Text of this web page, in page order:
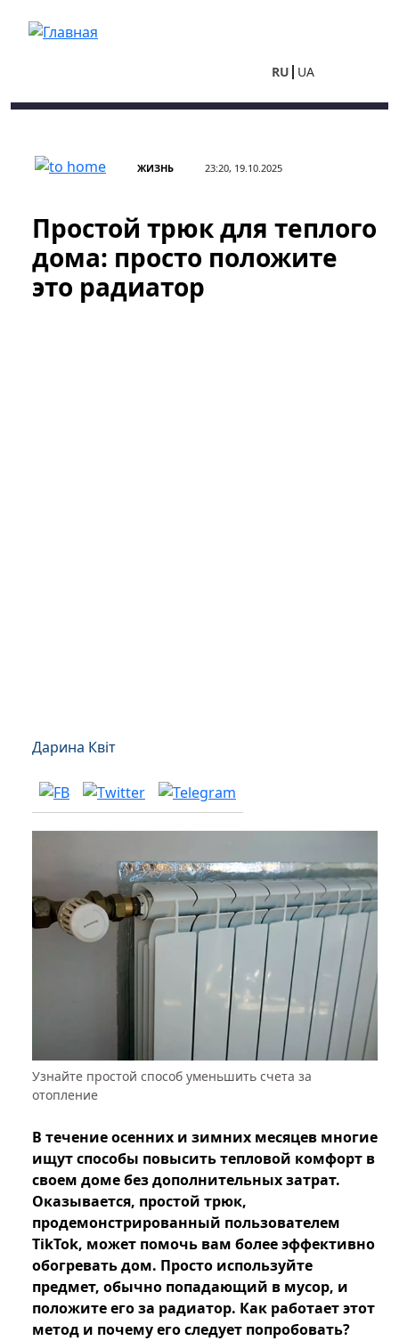
RU UA
ЖИЗНЬ 23:20, 19.10.2025
Простой трюк для теплого
дома: просто положите
это радиатор
Дарина Квіт
Узнайте простой способ уменьшить счета за
отопление
В течение осенних и зимних месяцев многие
ищут способы повысить тепловой комфорт в
своем доме без дополнительных затрат.
Оказывается, простой трюк,
продемонстрированный пользователем
TikTok, может помочь вам более эффективно
обогревать дом. Просто используйте
предмет, обычно попадающий в мусор, и
положите его за радиатор. Как работает этот
метод и почему его следует попробовать?